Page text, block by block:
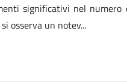
significativi nel
osserva un notev...